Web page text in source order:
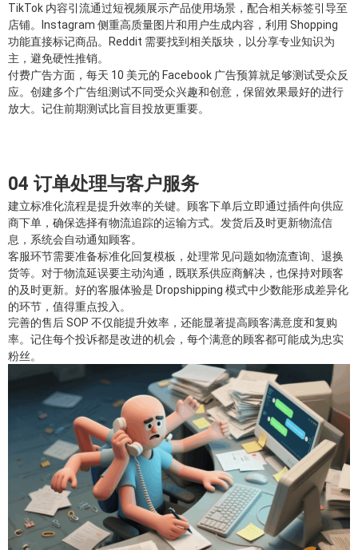
TikTok 内容引流通过短视频展示产品使用场景，配合相关标签引导至
店铺。Instagram 侧重高质量图片和用户生成内容，利用 Shopping
功能直接标记商品。Reddit 需要找到相关版块，以分享专业知识为
主，避免硬性推销。
付费广告方面，每天 10 美元的 Facebook 广告预算就足够测试受众反
应。创建多个广告组测试不同受众兴趣和创意，保留效果最好的进行
放大。记住前期测试比盲目投放更重要。
04 订单处理与客户服务
建立标准化流程是提升效率的关键。顾客下单后立即通过插件向供应
商下单，确保选择有物流追踪的运输方式。发货后及时更新物流信
息，系统会自动通知顾客。
客服环节需要准备标准化回复模板，处理常见问题如物流查询、退换
货等。对于物流延误要主动沟通，既联系供应商解决，也保持对顾客
的及时更新。好的客服体验是 Dropshipping 模式中少数能形成差异化
的环节，值得重点投入。
完善的售后 SOP 不仅能提升效率，还能显著提高顾客满意度和复购
率。记住每个投诉都是改进的机会，每个满意的顾客都可能成为忠实
粉丝。